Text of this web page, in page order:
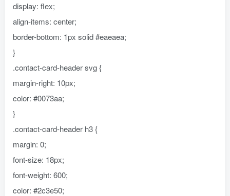
display: flex;
align-items: center;
border-bottom: 1px solid #eaeaea;
}
.contact-card-header svg {
margin-right: 10px;
color: #0073aa;
}
.contact-card-header h3 {
margin: 0;
font-size: 18px;
font-weight: 600;
color: #2c3e50;